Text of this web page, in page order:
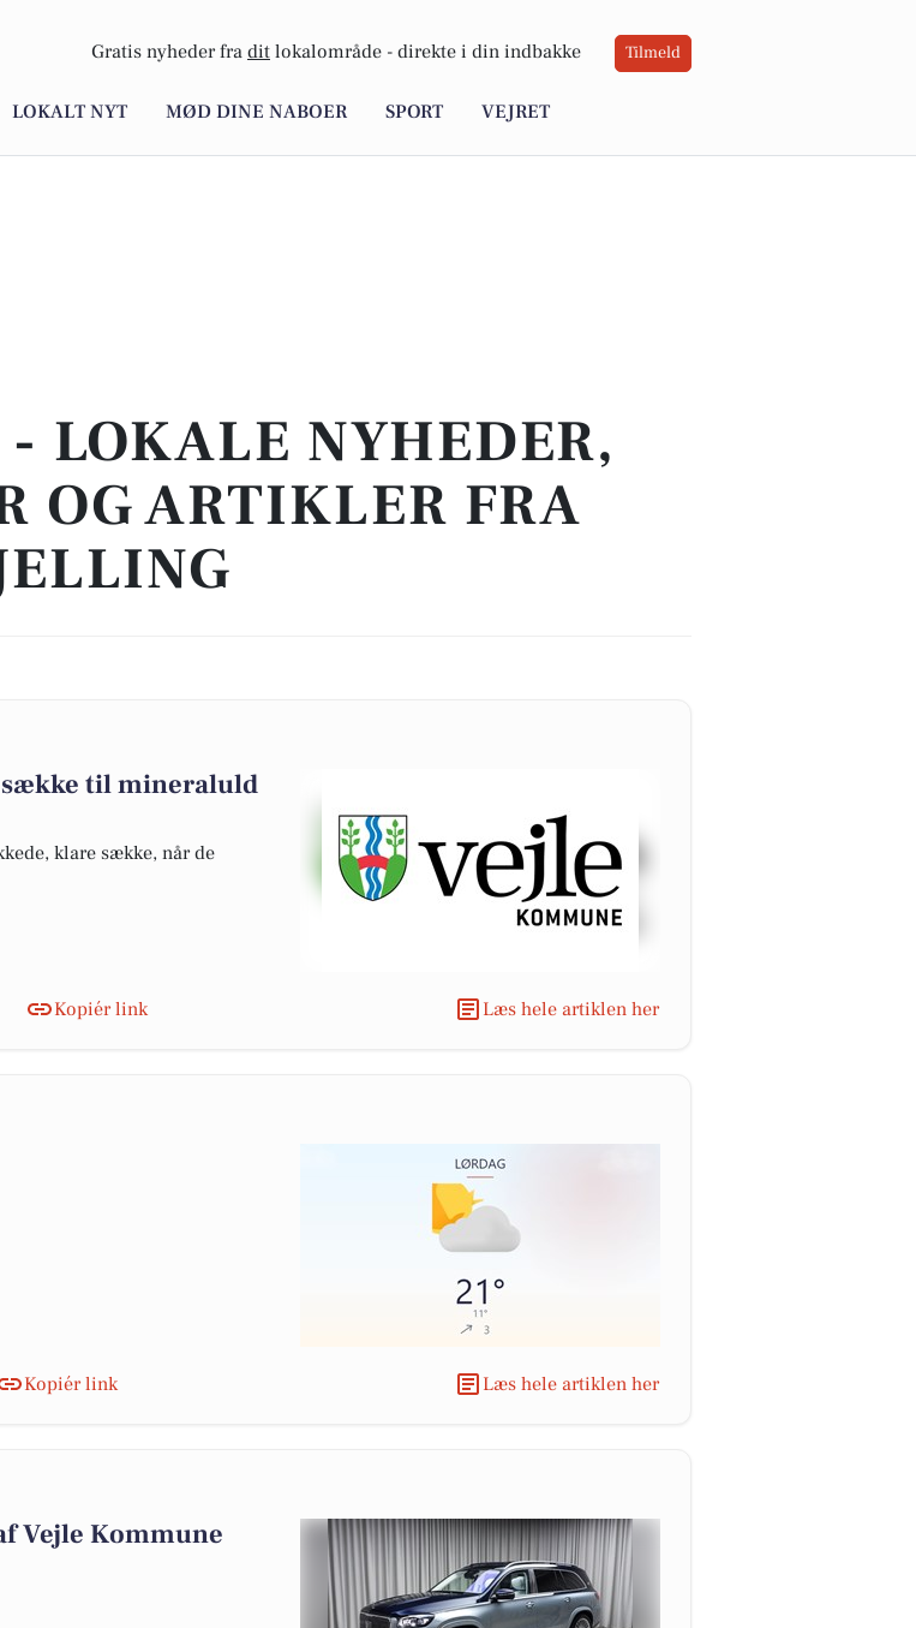
Gratis nyheder fra dit lokalområde - direkte i din indbakke Tilmeld
LOKALT NYT MØD DINE NABOER SPORT VEJRET
- LOKALE NYHEDER,
OG ARTIKLER FRA
til mineraluld
klare sække, når de
Kopiér link Læs hele artiklen her
Kopiér link Læs hele artiklen her
Vejle Kommune